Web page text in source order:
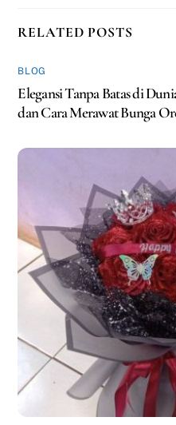
RELATED POSTS
BLOG
Elegansi Tanpa Batas di
dan Cara Merawat Bunga